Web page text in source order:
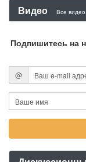
Видео Все видео
Подпишитесь на
@